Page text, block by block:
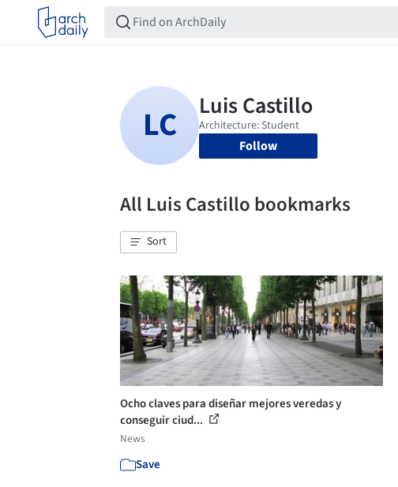
Follow
All Luis Castillo bookmarks
Sort
Ocho claves para diseñar mejores veredas y
conseguir ciud...
News
Save